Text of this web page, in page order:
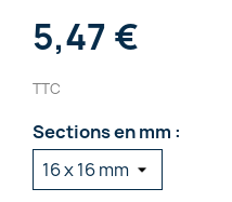
5,47 €
TTC
Sections en mm :